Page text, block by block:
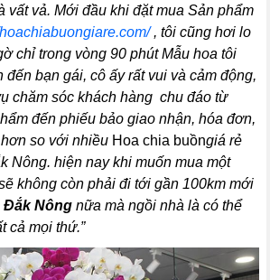
vất vả. Mới đầu khi đặt mua Sản phẩm
, tôi cũng hơi lo
chỉ trong vòng 90 phút Mẫu hoa tôi
đến bạn gái, cô ấy rất vui và cảm động,
chăm sóc khách hàng chu đáo từ
đến phiếu bảo giao nhận, hóa đơn,
so với nhiều Hoa chia buồngiá rẻ
Nông. hiện nay khi muốn mua một
không còn phải đi tới gần 100km mới
Đắk Nông nữa mà ngồi nhà là có thể
cả mọi thứ.”